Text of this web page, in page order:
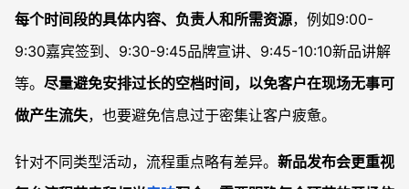
每个时间段的具体内容、负责人和所需资源，例如9:00-
9:30嘉宾签到、9:30-9:45品牌宣讲、9:45-10:10新品讲解
等。 尽量避免安排过长的空档时间，以免客户在现场无事可
做产生流失，也要避免信息过于密集让客户疲惫。
针对不同类型活动，流程重点略有差异。 新品发布会更重视